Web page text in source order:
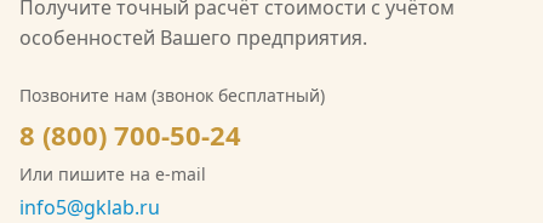
области гидрометеорологии, включающую
водных объектов и почв. Также имеется допуск
СРО на выполнение инженерно-экологических
изысканий. Со скан-копией лицензии
Росгидромета можно ознакомиться на сайте.
Получите точный расчёт стоимости с учётом
особенностей Вашего предприятия.
Позвоните нам (звонок бесплатный)
8 (800) 700-50-24
Или пишите на e-mail
info5@gklab.ru